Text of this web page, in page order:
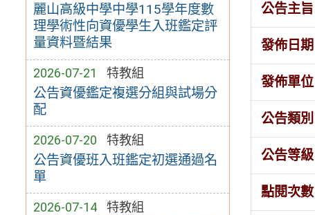
麗山高級中學中學115學年度數
理學術性向資優學生入班鑑定評
量資料暨結果
2026-07-21 特教組
公告資優鑑定複選分組與試場分
配
2026-07-20 特教組
公告資優班入班鑑定初選通過名
單
2026-07-14 特教組
公告主旨
發佈日期
發佈單位
公告類別
公告等級
點閱次數